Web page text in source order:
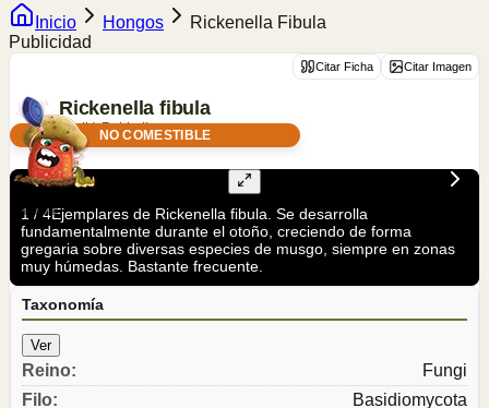
Inicio Hongos
Rickenella Fibula
Publicidad
Citar Ficha Citar Imagen
Rickenella fibula
(Bull.) Raithelh.
NO COMESTIBLE
1 / 4Ejemplares de Rickenella fibula. Se desarrolla
fundamentalmente durante el otoño, creciendo de forma
gregaria sobre diversas especies de musgo, siempre en zonas
muy húmedas. Bastante frecuente.
Taxonomía
Ver
Reino:
Fungi
Filo:
Basidiomycota